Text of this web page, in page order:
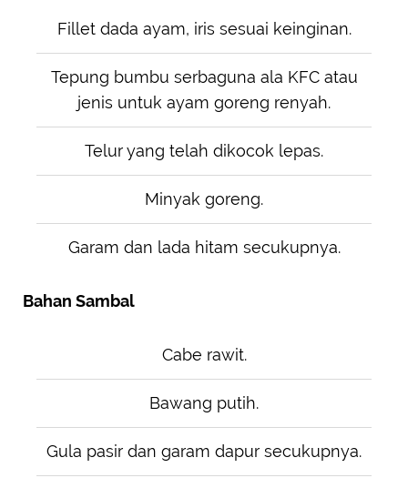
Fillet dada ayam, iris sesuai keinginan.
Tepung bumbu serbaguna ala KFC atau
jenis untuk ayam goreng renyah.
Telur yang telah dikocok lepas.
Minyak goreng.
Garam dan lada hitam secukupnya.
Bahan Sambal
Cabe rawit.
Bawang putih.
Gula pasir dan garam dapur secukupnya.